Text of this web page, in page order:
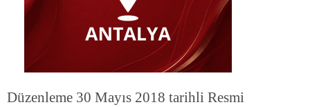
Düzenleme 30 Mayıs 2018 tarihli Resmi